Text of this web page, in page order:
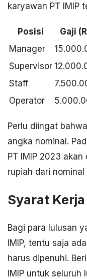
karyawan PT IMIP
Posisi
Gaji
Manager
Supervisor
Staff
Operator
Perlu diingat
angka nominal.
PT IMIP 2023
rupiah dari nominal
Syarat
Bagi para lulusan
IMIP, tentu saja
harus dipenuhi.
IMIP untuk seluruh